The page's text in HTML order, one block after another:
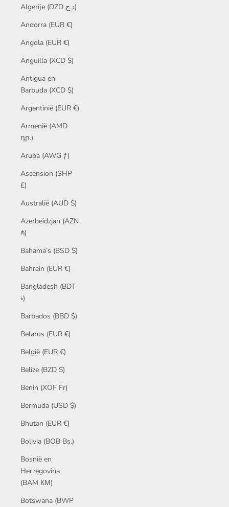
Algerije (DZD د.ج)
Andorra (EUR €)
Angola (EUR €)
Anguilla (XCD $)
Antigua en
Barbuda (XCD $)
Argentinië (EUR €)
Armenië (AMD
դր.)
Aruba (AWG ƒ)
Ascension (SHP
£)
Australië (AUD $)
Azerbeidzjan (AZN
₼)
Bahama’s (BSD $)
Bahrein (EUR €)
Bangladesh (BDT
৳)
Barbados (BBD $)
Belarus (EUR €)
België (EUR €)
Belize (BZD $)
Benin (XOF Fr)
Bermuda (USD $)
Bhutan (EUR €)
Bolivia (BOB Bs.)
Bosnië en
Herzegovina
(BAM КМ)
Botswana (BWP